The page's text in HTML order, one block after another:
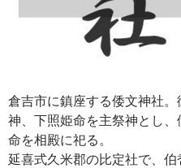
倉吉市に鎮座する倭文神社
神、下照姫命を主祭神とし
命を相殿に祀る。
延喜式久米郡の比定社で、